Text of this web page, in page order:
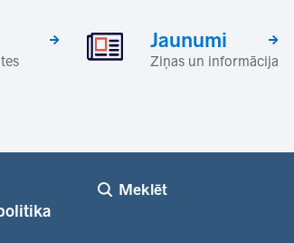
Jaunumi
Ziņas un informācija
Meklēt